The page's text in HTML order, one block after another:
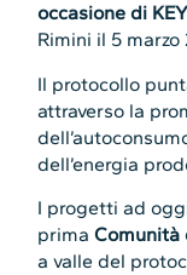
occasione di
Rimini il 5 marzo
Il protocollo
attraverso la
dell’energia
I progetti ad
primaComunità
a valle del